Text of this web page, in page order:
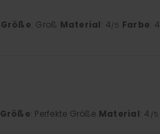
Größe: Groß Material: 4/5 Farbe: 4
Größe: Perfekte Größe Material: 4 /5